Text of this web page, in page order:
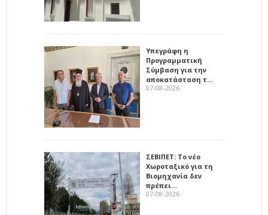
Υπεγράφη η
Προγραμματική
Σύμβαση για την
αποκατάσταση τ…
07-08-2026
ΣΕΒΙΠΕΤ: Το νέο
Χωροταξικό για τη
Βιομηχανία δεν
πρέπει…
07-08-2026